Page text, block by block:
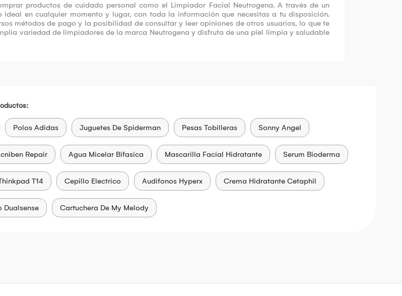
productos de cuidado personal como el Limpiador Facial Neutrogena. A través de un
en cualquier momento y lugar, con toda la información que necesitas a tu disposición.
métodos de pago y la posibilidad de consultar y leer opiniones de otros usuarios, lo que te
variedad de limpiadores de la marca Neutrogena y disfruta de una piel limpia y saludable
Polos Adidas Juguetes De Spiderman Pesas Tobilleras Sonny Angel
Repair Agua Micelar Bifasica Mascarilla Facial Hidratante Serum Bioderma
T14 Cepillo Electrico Audifonos Hyperx Crema Hidratante Cetaphil
Dualsense Cartuchera De My Melody